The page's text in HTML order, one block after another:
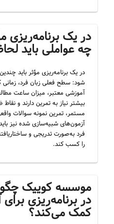
در یک برنامه‌ریزی
چه عواملی باید
در یک برنامه‌ریزی مؤثر باید
شود: سطح فعلی زبان فرد، زمانی
آموزشی معتبر، میزان ساعت
بیشتر نیاز به تمرین دارند و
مستمر، تمرین نمونه سوالات
آزمون‌های شبیه‌سازی شده نیز
فرد به‌صورت تدریجی و
را کسب کند.
موسسه کوییک
در برنامه‌ریزی
کمک می‌کند؟